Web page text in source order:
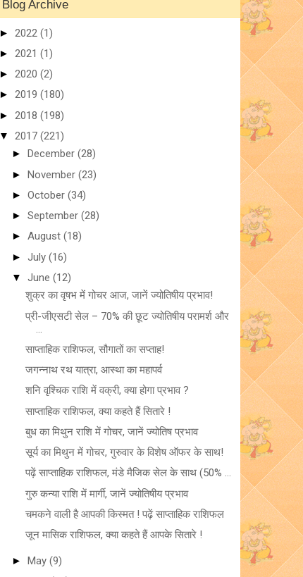
Blog Archive
► 2022 (1)
► 2021 (1)
► 2020 (2)
► 2019 (180)
► 2018 (198)
▼ 2017 (221)
► December (28)
► November (23)
► October (34)
► September (28)
► August (18)
► July (16)
▼ June (12)
शुक्र का वृषभ में गोचर आज, जानें ज्योतिषीय प्रभाव!
प्री-जीएसटी सेल – 70% की छूट ज्योतिषीय परामर्श और
साप्ताहिक राशिफल, सौगातों का सप्ताह!
जगन्नाथ रथ यात्रा, आस्था का महापर्व
शनि वृश्चिक राशि में वक्री, क्या होगा प्रभाव ?
साप्ताहिक राशिफल, क्या कहते हैं सितारे !
बुध का मिथुन राशि में गोचर, जानें ज्योतिष प्रभाव
सूर्य का मिथुन में गोचर, गुरुवार के विशेष ऑफर के साथ!
पढ़ें साप्ताहिक राशिफल, मंडे मैजिक सेल के साथ (50% ...
गुरु कन्या राशि में मार्गी, जानें ज्योतिषीय प्रभाव
चमकने वाली है आपकी किस्मत ! पढ़ें साप्ताहिक राशिफल
जून मासिक राशिफल, क्या कहते हैं आपके सितारे !
► May (9)